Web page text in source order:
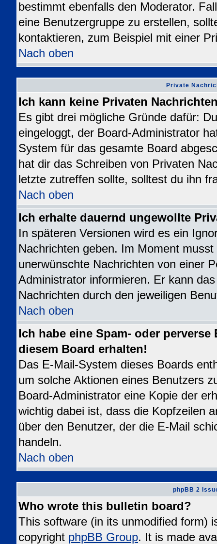
bestimmt ebenfalls den Moderator.
eine Benutzergruppe zu erstellen,
kontaktieren, zum Beispiel mit einer
Nach oben
Private
Ich kann keine Privaten
Es gibt drei mögliche Gründe dafür:
eingeloggt, der Board-Administrator
System für das gesamte Board
hat dir das Schreiben von Privaten
letzte zutreffen sollte, solltest du ihn
Nach oben
Ich erhalte dauernd ungewollte
In späteren Versionen wird es ein
Nachrichten geben. Im Moment
unerwünschte Nachrichten von einer
Administrator informieren. Er kann
Nachrichten durch den jeweiligen
Nach oben
Ich habe eine Spam- oder
diesem Board erhalten!
Das E-Mail-System dieses Boards
um solche Aktionen eines Benutzers
Board-Administrator eine Kopie der
wichtig dabei ist, dass die Kopfzeilen
über den Benutzer, der die E-Mail
handeln.
Nach oben
phpBB 2
Who wrote this bulletin board?
This software (in its unmodified form)
copyright phpBB Group. It is made